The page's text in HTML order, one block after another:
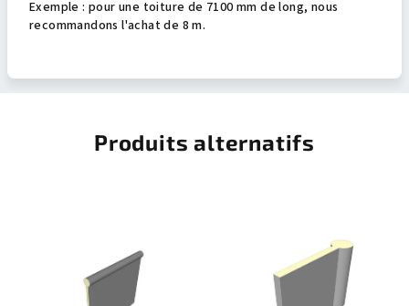
Exemple : pour une toiture de 7100 mm de long, nous
recommandons l'achat de 8 m.
Produits alternatifs